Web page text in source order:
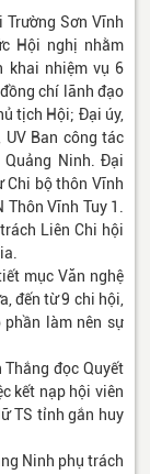
Sơn Vĩnh
Hội nghị nhằm
khai nhiệm vụ 6
chí lãnh đạo
tịch Hội; Đại úy,
UV Ban công tác
Quảng Ninh. Đại
Chi bộ thôn Vĩnh
Thôn Vĩnh Tuy 1.
Liên Chi hội
mục Văn nghệ
đến từ 9 chi hội,
làm nên sự
đọc Quyết
kết nạp hội viên
TS tỉnh gắn huy
Ninh phụ trách